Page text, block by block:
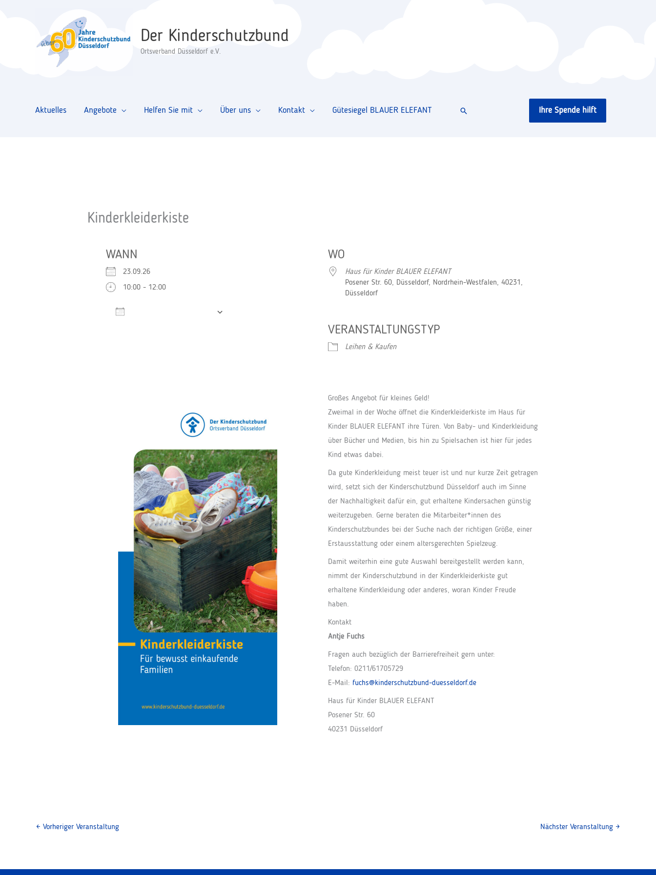
Der Kinderschutzbund
Ortsverband Düsseldorf e.V.
Aktuelles Angebote Helfen Sie mit Über uns Kontakt Gütesiegel BLAUER ELEFANT Suchen Ihre Spende hilft
Kinderkleiderkiste
WANN
23.09.26
10:00 - 12:00
iCalendar
WO
Haus für Kinder BLAUER ELEFANT
Posener Str. 60, Düsseldorf, Nordrhein-Westfalen, 40231,
Düsseldorf
VERANSTALTUNGSTYP
Leihen & Kaufen
Großes Angebot für kleines Geld!
Zweimal in der Woche öffnet die Kinderkleiderkiste im Haus für
Kinder BLAUER ELEFANT ihre Türen. Von Baby- und Kinderkleidung
über Bücher und Medien, bis hin zu Spielsachen ist hier für jedes
Kind etwas dabei.
Da gute Kinderkleidung meist teuer ist und nur kurze Zeit getragen
wird, setzt sich der Kinderschutzbund Düsseldorf auch im Sinne
der Nachhaltigkeit dafür ein, gut erhaltene Kindersachen günstig
weiterzugeben. Gerne beraten die Mitarbeiter*innen des
Kinderschutzbundes bei der Suche nach der richtigen Größe, einer
Erstausstattung oder einem altersgerechten Spielzeug.
Damit weiterhin eine gute Auswahl bereitgestellt werden kann,
nimmt der Kinderschutzbund in der Kinderkleiderkiste gut
erhaltene Kinderkleidung oder anderes, woran Kinder Freude
haben.
Kontakt
Antje Fuchs
Fragen auch bezüglich der Barrierefreiheit gern unter:
Telefon: 0211/61705729
E-Mail: fuchs@kinderschutzbund-duesseldorf.de
Haus für Kinder BLAUER ELEFANT
Posener Str. 60
40231 Düsseldorf
← Vorheriger Veranstaltung Nächster Veranstaltung →